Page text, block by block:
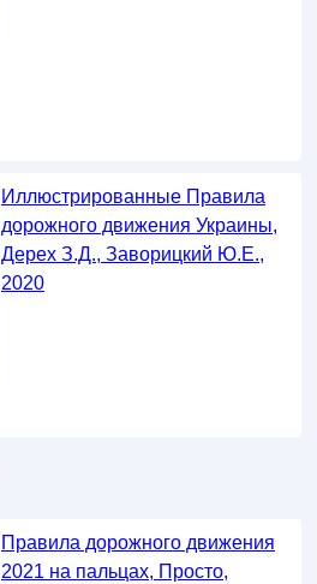
Иллюстрированные Правила
дорожного движения Украины,
Дерех З.Д., Заворицкий Ю.Е.,
2020
Правила дорожного движения
2021 на пальцах, Просто,